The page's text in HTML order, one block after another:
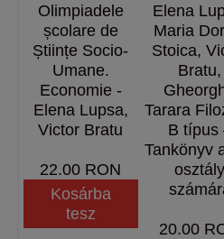
Olimpiadele
școlare de
Științe Socio-
Umane.
Economie -
Elena Lupsa,
Victor Bratu
22.00 RON
Kosárba
tesz
Elena
Maria
Stoica,
Bratu,
Tarara
B típus
Tankönyv
osztály
20.00